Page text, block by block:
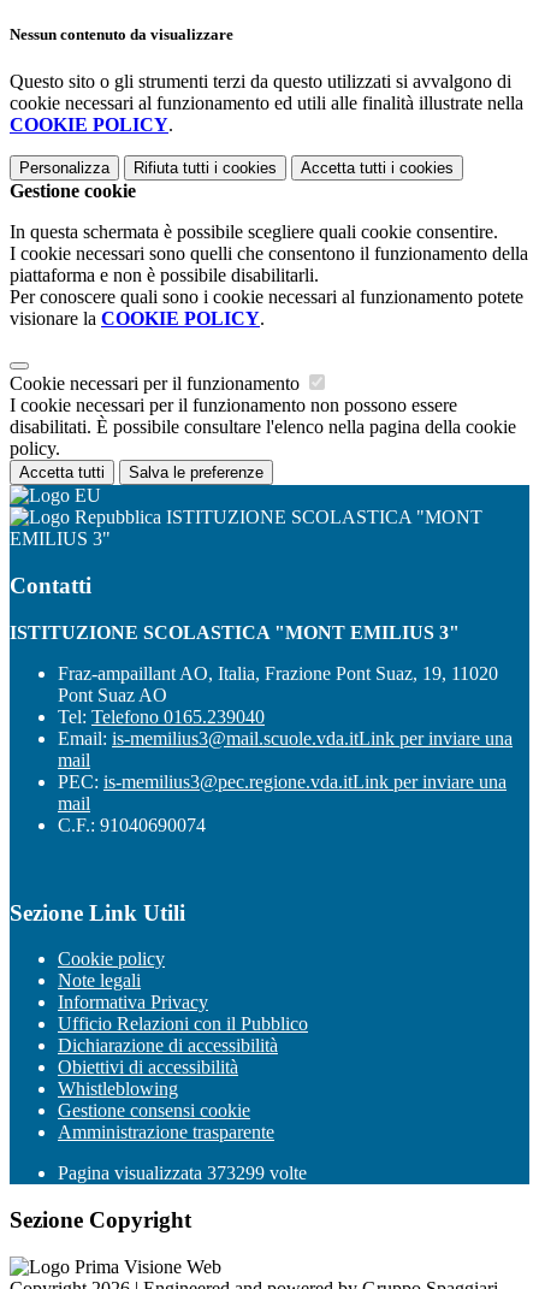
Nessun contenuto da visualizzare
Questo sito o gli strumenti terzi da questo utilizzati si avvalgono di
cookie necessari al funzionamento ed utili alle finalità illustrate nella
COOKIE POLICY.
Personalizza Rifiuta tutti i cookies Accetta tutti i cookies
Gestione cookie
In questa schermata è possibile scegliere quali cookie consentire.
I cookie necessari sono quelli che consentono il funzionamento della
piattaforma e non è possibile disabilitarli.
Per conoscere quali sono i cookie necessari al funzionamento potete
visionare la COOKIE POLICY.
Cookie necessari per il funzionamento
I cookie necessari per il funzionamento non possono essere
disabilitati. È possibile consultare l'elenco nella pagina della cookie
policy.
Accetta tutti Salva le preferenze
ISTITUZIONE SCOLASTICA "MONT
EMILIUS 3"
Contatti
ISTITUZIONE SCOLASTICA "MONT EMILIUS 3"
Fraz-ampaillant AO, Italia, Frazione Pont Suaz, 19, 11020
Pont Suaz AO
Tel: Telefono 0165.239040
Email: is-memilius3@mail.scuole.vda.itLink per inviare una
mail
PEC: is-memilius3@pec.regione.vda.itLink per inviare una
mail
C.F.: 91040690074
Sezione Link Utili
Cookie policy
Note legali
Informativa Privacy
Ufficio Relazioni con il Pubblico
Dichiarazione di accessibilità
Obiettivi di accessibilità
Whistleblowing
Gestione consensi cookie
Amministrazione trasparente
Pagina visualizzata 373299 volte
Sezione Copyright